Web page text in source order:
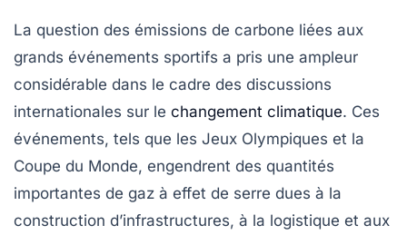
La question des émissions de carbone liées aux
grands événements sportifs a pris une ampleur
considérable dans le cadre des discussions
internationales sur le changement climatique. Ces
événements, tels que les Jeux Olympiques et la
Coupe du Monde, engendrent des quantités
importantes de gaz à effet de serre dues à la
construction d’infrastructures, à la logistique et aux